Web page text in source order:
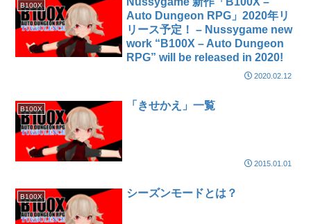
B100X
Auto Dungeon RPG」2020年リ
リース予定！ – Nussygame new
work “B100X – Auto Dungeon
RPG” will be released in 2020!
2020.02.12
B100X 「きせかえ」一覧
2015.01.01
B100X シーズンモードとは？